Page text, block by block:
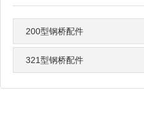
200型钢桥配件
321型钢桥配件